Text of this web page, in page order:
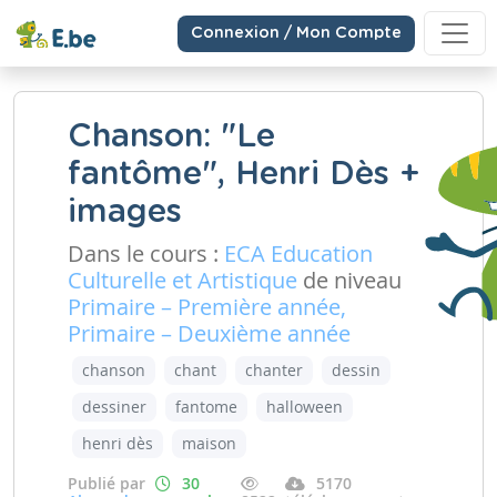
Connexion / Mon Compte
Chanson: "Le
fantôme", Henri Dès +
images
Dans le cours : ECA Education
Culturelle et Artistique de niveau
Primaire – Première année,
Primaire – Deuxième année
chanson chant chanter
dessin
dessiner
fantome
halloween
henri dès
maison
Publié par
30
5170